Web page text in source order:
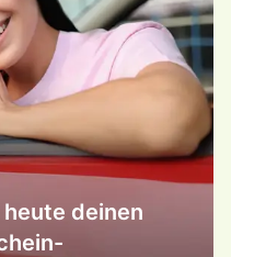
deinen